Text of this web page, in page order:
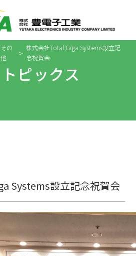
その
他
> 株式会社Total Giga Systems設立記
念祝賀会
ピックス
Systems設立記念祝賀会